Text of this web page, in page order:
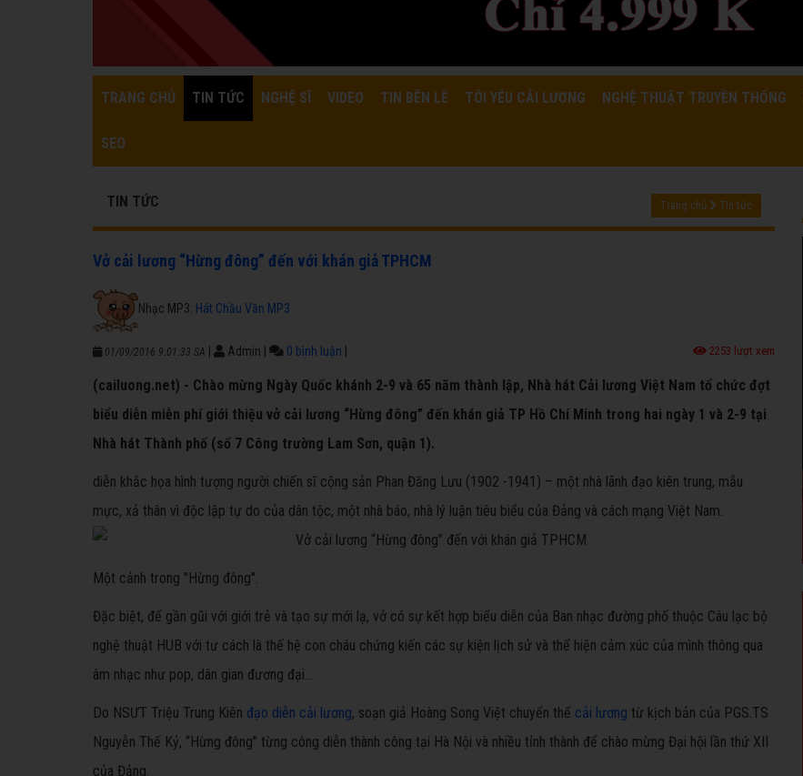
TRANG CHỦ TIN TỨC NGHỆ SĨ VIDEO TIN BÊN LỀ TÔI YÊU CẢI LƯƠNG NGHỆ THUẬT TRUYỀN THỐNG
SEO
TIN TỨC Trang chủ Tin tức
Vở cải lương “Hừng đông” đến với khán giả TPHCM
Nhạc MP3: Hát Chầu Văn MP3
01/09/2016 9:01:33 SA Admin 0 bình luận 2253 lượt xem
(cailuong.net) - Chào mừng Ngày Quốc khánh 2-9 và 65 năm thành lập, Nhà hát Cải lương Việt Nam tổ chức đợt
biểu diễn miễn phí giới thiệu vở cải lương “Hừng đông” đến khán giả TP Hồ Chí Minh trong hai ngày 1 và 2-9 tại
Nhà hát Thành phố (số 7 Công trường Lam Sơn, quận 1).
diễn khắc họa hình tượng người chiến sĩ cộng sản Phan Đăng Lưu (1902 -1941) – một nhà lãnh đạo kiên trung, mẫu
mực, xả thân vì độc lập tự do của dân tộc, một nhà báo, nhà lý luận tiêu biểu của Đảng và cách mạng Việt Nam.
Một cảnh trong "Hừng đông".
Đặc biệt, để gần gũi với giới trẻ và tạo sự mới lạ, vở có sự kết hợp biểu diễn của Ban nhạc đường phố thuộc Câu lạc bộ
nghệ thuật HUB với tư cách là thế hệ con cháu chứng kiến các sự kiện lịch sử và thể hiện cảm xúc của mình thông qua
âm nhạc như pop, dân gian đương đại...
Do NSƯT Triệu Trung Kiên đạo diễn cải lương, soạn giả Hoàng Song Việt chuyển thể cải lương từ kịch bản của PGS.TS
Nguyễn Thế Kỷ, “Hừng đông” từng công diễn thành công tại Hà Nội và nhiều tỉnh thành để chào mừng Đại hội lần thứ XII
của Đảng.